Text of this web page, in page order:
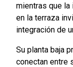
mientras que la
en la terraza
integración de
Su planta baja
conectan entre